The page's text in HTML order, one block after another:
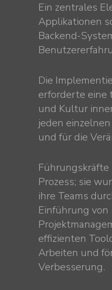
Ein zentrales
Applikationen
Backend-
Die
erforderte eine
und Kultur
jeden
und für die
Prozess; sie
ihre Teams
Einführung
effizienten
Arbeiten und
Verbesserung.